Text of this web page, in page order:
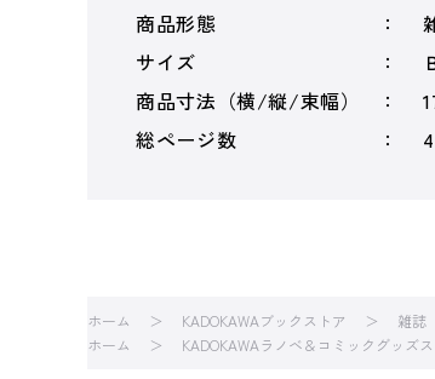
商品形態
サイズ
商品寸法（横/縦/束幅）
総ページ数
ホーム KADOKAWAブックストア 雑誌
ホーム
KADOKAWAラノベ＆コミックグッズ